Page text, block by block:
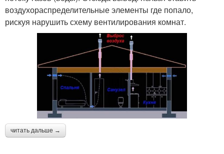
воздухораспределительные элементы где попало,
рискуя нарушить схему вентилирования комнат.
читать дальше →